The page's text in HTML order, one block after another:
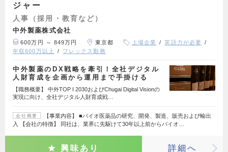
ジャー
人事（採用・教育など）
中外製薬株式会社
600万円 ～ 849万円 東京都 上場企業
英語力が必要
年収600万以上
フレックス勤務
中外製薬のDX戦略を牽引！全社デジタル
人財育成を企画から運用まで手掛ける
【職務概要】 中外TOP I 2030およびChugai Digital Visionの
実現に向け、全社デジタル人財育成戦…
会社概要
【事業内容】 ■バイオ医薬品の研究、開発、製造、販売および輸出
入 【会社の特徴】 同社は、業界に先駆けて30年以上前からバイオ…
興味あり 詳細へ